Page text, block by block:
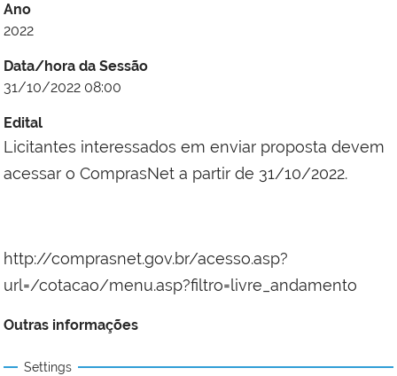
Ano
2022
Data/hora da Sessão
31/10/2022 08:00
Edital
Licitantes interessados em enviar proposta devem
acessar o ComprasNet a partir de 31/10/2022.
http://comprasnet.gov.br/acesso.asp?
url=/cotacao/menu.asp?filtro=livre_andamento
Outras informações
Settings